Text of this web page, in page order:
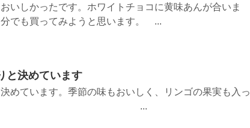
いしかったです。ホワイトチョコに黄味あんが合いま
でも買ってみようと思います。 ...
と決めています
めています。季節の味もおいしく、リンゴの果実も入っ
です♪ ...